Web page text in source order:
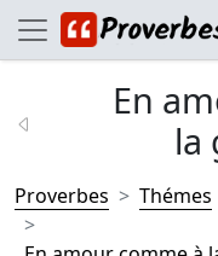
En
la
Proverbes Thémes